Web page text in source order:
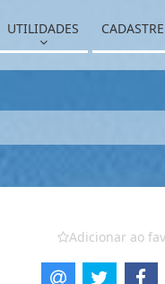
UTILIDADES
Adicionar ao